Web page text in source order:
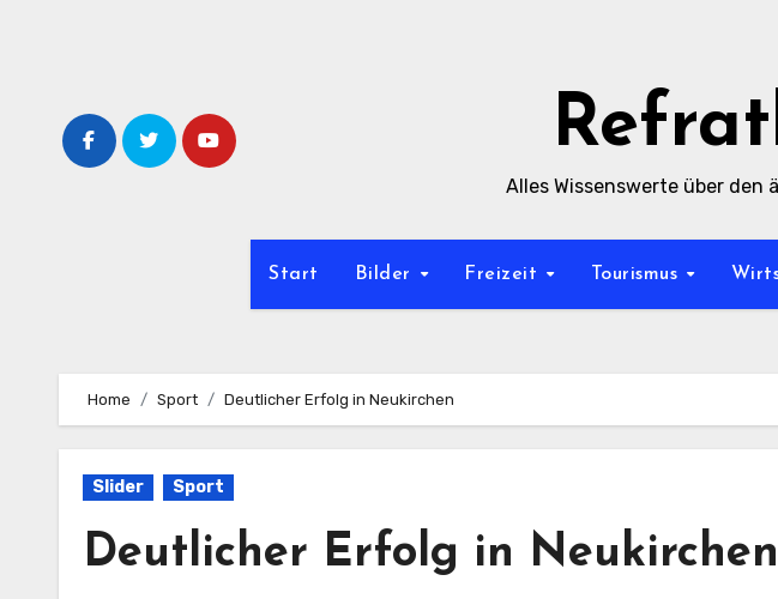
Alles Wissenswerte über den
Start Bilder Freizeit Tourismus
Home Sport Deutlicher Erfolg in Neukirchen
Slider Sport
Deutlicher Erfolg in Neukirchen